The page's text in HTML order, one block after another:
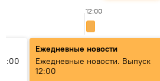
12:00
Ежедневные новости
Ежедневные новости. Выпуск
12:00